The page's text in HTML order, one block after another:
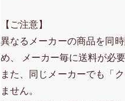
【ご注意】
異なるメーカーの商品を同
め、 メーカー毎に送料が必要
また、同じメーカーでも「
ません。